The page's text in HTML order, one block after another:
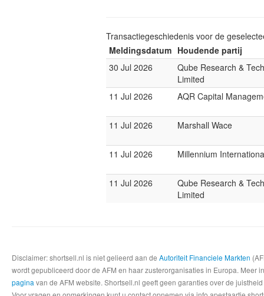
Transactiegeschiedenis voor de
Meldingsdatum Houdende partij
30 Jul 2026
Qube Research &
Limited
11 Jul 2026
AQR Capital
11 Jul 2026 Marshall Wace
11 Jul 2026 Millennium
11 Jul 2026
Qube Research &
Limited
Disclaimer: shortsell.nl is niet gelieerd aan de Autoriteit Financiele Markten
wordt gepubliceerd door de AFM en haar zusterorganisaties in Europa.
pagina van de AFM website. Shortsell.nl geeft geen garanties over de